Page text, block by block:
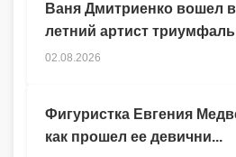
Ваня Дмитриенко вошел
летний артист
02.08.2026
Фигуристка Евгения
как прошел ее девични...